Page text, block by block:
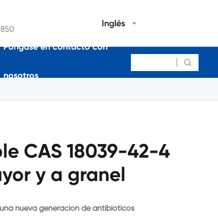
Inglés
Póngase en contacto con
nosotros

CAS 18039-42-4
y a granel
nueva generación de antibióticos